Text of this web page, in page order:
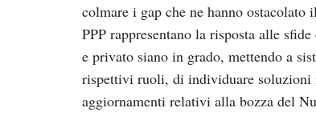
colmare i gap che ne hanno
PPP rappresentano la risposta alle
e privato siano in grado, mettendo a
rispettivi ruoli, di individuare soluzioni
aggiornamenti relativi alla bozza del